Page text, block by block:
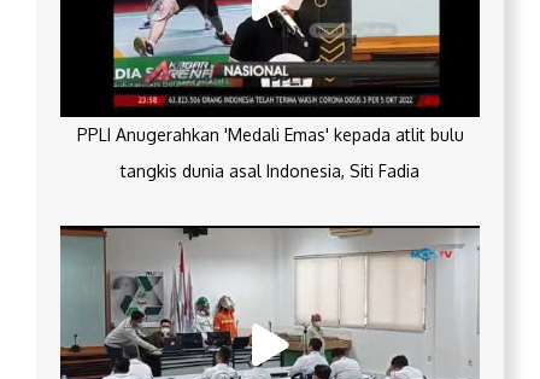
PPLI Anugerahkan 'Medali Emas' kepada atlit bulu
tangkis dunia asal Indonesia, Siti Fadia